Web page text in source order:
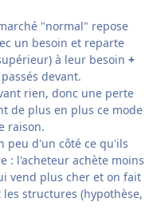
"normal" repose
un besoin et reparte
à leur besoin +
devant.
rien, donc une perte
de plus en plus ce mode
raison.
peu d'un côté ce qu'ils
: l'acheteur achète moins
vend plus cher et on fait
structures (hypothèse,